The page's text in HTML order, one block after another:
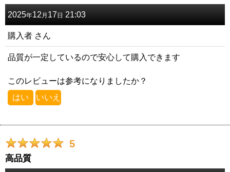
2025年12 月 17日 21:03
購入者 さん
品質が一定しているので安心して購入できます
このレビューは参考になりましたか？
はい いいえ
5
高品質